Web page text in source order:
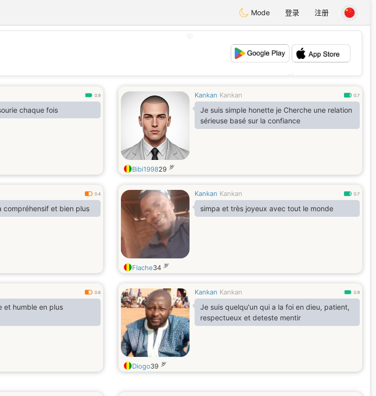
Mode 登录 注册
💕
0.9
chaque fois
Kankan Kankan 0.7
Je suis simple honette je Cherche une relation
sérieuse basé sur la confiance
Bibi199829 岁
0.4
compréhensif et bien plus
Kankan Kankan 0.7
simpa et très joyeux avec tout le monde
Flache34 岁
0.6
et humble en plus
Kankan Kankan 0.9
Je suis quelqu'un qui a la foi en dieu, patient,
respectueux et deteste mentir
Diogo39 岁